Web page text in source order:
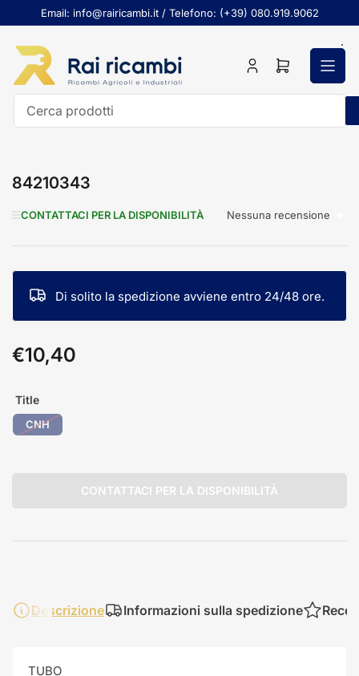
al
contenuto
Email: info@rairicambi.it / Telefono: (+39) 080.919.9062
AccediApri
84210343
CONTATTACI PER LA DISPONIBILITÀ Nessuna recensione
Di solito la spedizione avviene entro 24/48 ore.
Prezzo
standard
€10,40
Title
CNH
CONTATTACI PER LA DISPONIBILITÀ
Descrizione Informazioni sulla spedizione
TUBO